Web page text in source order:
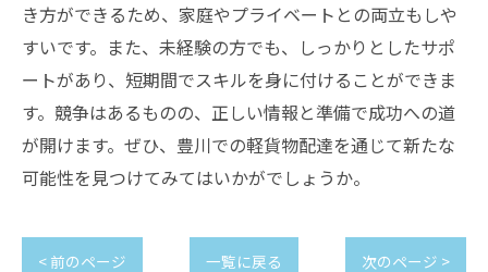
き方ができるため、家庭やプライベートとの両立もしや
すいです。また、未経験の方でも、しっかりとしたサポ
ートがあり、短期間でスキルを身に付けることができま
す。競争はあるものの、正しい情報と準備で成功への道
が開けます。ぜひ、豊川での軽貨物配達を通じて新たな
可能性を見つけてみてはいかがでしょうか。
< 前のページ 一覧に戻る 次のページ >